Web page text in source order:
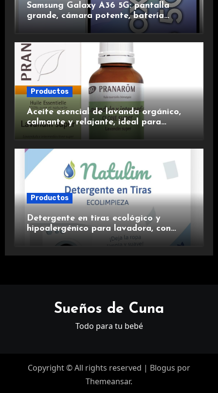
Samsung Galaxy A36 5G: pantalla
grande, cámara potente, batería
duradera y carga rápida para una
experiencia premium.
Productos
Aceite esencial de lavanda orgánico,
calmante y relajante, ideal para
Productos
Detergente en tiras ecológico y
hipoalergénico para lavadora, con
suavizante incluido y fragancia de
lavanda.
Sueños de Cuna
Todo para tu bebé
Copyright © All rights reserved | Blogus por
Themeansar.